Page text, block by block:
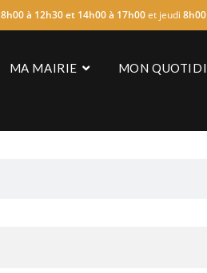
8h00 à 12h30 et 14h00 à 17h00et jeudi
MA MAIRIE MON